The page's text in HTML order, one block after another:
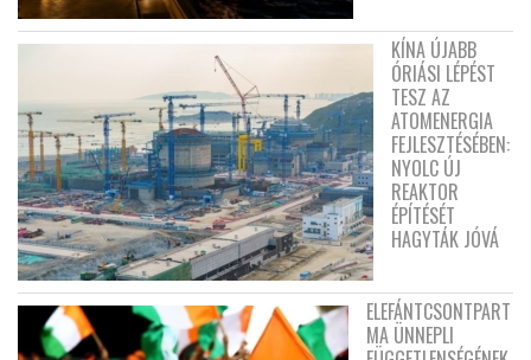
KÍNA ÚJABB
ÓRIÁSI LÉPÉST
TESZ AZ
ATOMENERGIA
FEJLESZTÉSÉBEN:
NYOLC ÚJ
REAKTOR
ÉPÍTÉSÉT
HAGYTÁK JÓVÁ
ELEFÁNTCSONTPART
MA ÜNNEPLI